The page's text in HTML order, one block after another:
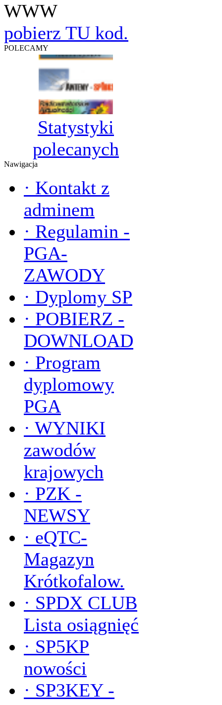
WWW
pobierz TU kod.
POLECAMY
Statystyki
polecanych
Nawigacja
· Kontakt z
adminem
· Regulamin -
PGA-
ZAWODY
· Dyplomy SP
· POBIERZ -
DOWNLOAD
· Program
dyplomowy
PGA
· WYNIKI
zawodów
krajowych
· PZK -
NEWSY
· eQTC-
Magazyn
Krótkofalow.
· SPDX CLUB
Lista osiągnięć
· SP5KP
nowości
· SP3KEY -